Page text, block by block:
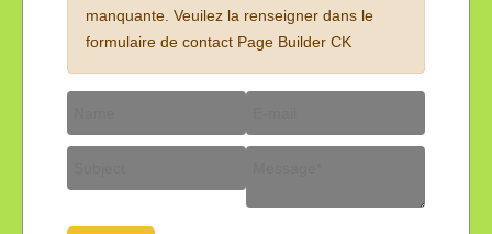
manquante. Veuilez la renseigner dans le
formulaire de contact Page Builder CK